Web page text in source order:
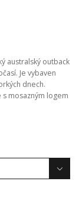
australský outback
Je vybaven
dnech.
mosazným logem